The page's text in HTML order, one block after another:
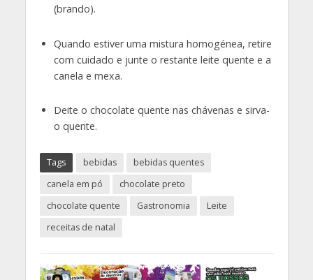
(brando).
Quando estiver uma mistura homogénea, retire
com cuidado e junte o restante leite quente e a
canela e mexa.
Deite o chocolate quente nas chávenas e sirva-
o quente.
Tags bebidas
bebidas quentes
canela em pó
chocolate preto
chocolate quente
Gastronomia
Leite
receitas de natal